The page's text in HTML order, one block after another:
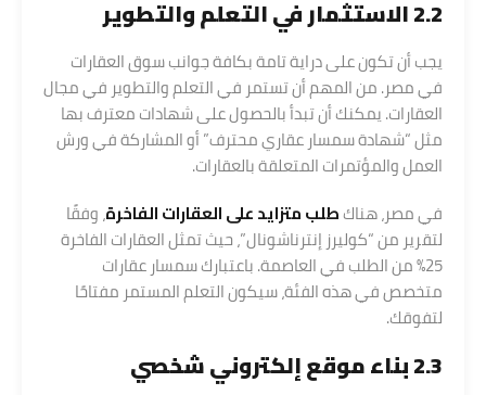
2.2 الاستثمار في التعلم والتطوير
يجب أن تكون على دراية تامة بكافة جوانب سوق العقارات
في مصر. من المهم أن تستمر في التعلم والتطوير في مجال
العقارات. يمكنك أن تبدأ بالحصول على شهادات معترف بها
مثل “شهادة سمسار عقاري محترف” أو المشاركة في ورش
العمل والمؤتمرات المتعلقة بالعقارات.
في مصر، هناكطلب متزايد على العقارات الفاخرة، وفقًا
لتقرير من “كوليرز إنترناشونال”، حيث تمثل العقارات الفاخرة
25% من الطلب في العاصمة. باعتبارك سمسار عقارات
متخصص في هذه الفئة، سيكون التعلم المستمر مفتاحًا
لتفوقك.
2.3 بناء موقع إلكتروني شخصي